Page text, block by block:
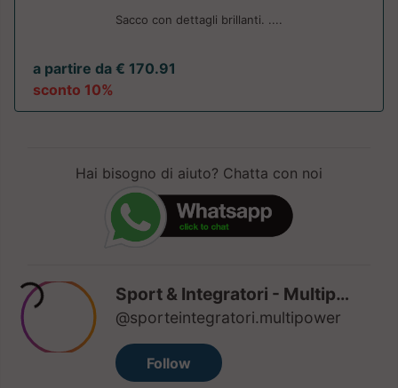
Sacco con dettagli brillanti. ....
a partire da € 170.91
sconto 10%
Hai bisogno di aiuto? Chatta con noi